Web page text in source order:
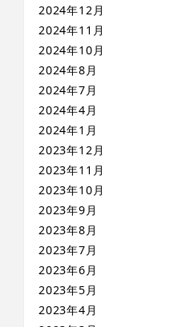
2024年12月
2024年11月
2024年10月
2024年8月
2024年7月
2024年4月
2024年1月
2023年12月
2023年11月
2023年10月
2023年9月
2023年8月
2023年7月
2023年6月
2023年5月
2023年4月